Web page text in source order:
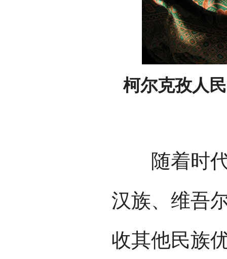
柯尔克孜人
随着时代
汉族、维吾
收其他民族